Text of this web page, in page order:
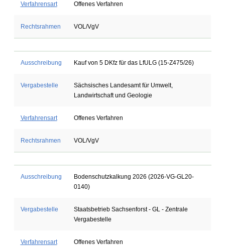
Verfahrensart Offenes Verfahren
Rechtsrahmen VOL/VgV
Ausschreibung Kauf von 5 DKfz für das LfULG (15-Z475/26)
Vergabestelle
Sächsisches Landesamt für Umwelt,
Landwirtschaft und Geologie
Verfahrensart Offenes Verfahren
Rechtsrahmen VOL/VgV
Ausschreibung
Bodenschutzkalkung 2026 (2026-VG-GL20-
0140)
Vergabestelle
Staatsbetrieb Sachsenforst - GL - Zentrale
Vergabestelle
Verfahrensart Offenes Verfahren